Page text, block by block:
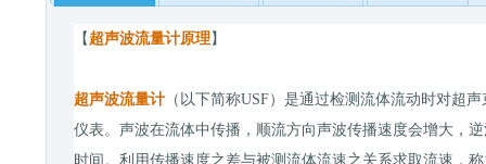
【 超声波流量计原理】
超声波流量计（以下简称USF）是通过检测流体流动时对超
仪表。声波在流体中传播，顺流方向声波传播速度会增大，
时间。利用传播速度之差与被测流体流速之关系求取流速，